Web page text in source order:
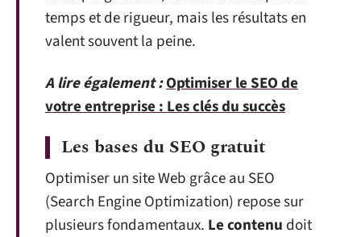
temps et de rigueur, mais les résultats en
valent souvent la peine.
A lire également :Optimiser le SEO de
votre entreprise : Les clés du succès
Les bases du SEO gratuit
Optimiser un site Web grâce au SEO
(Search Engine Optimization) repose sur
plusieurs fondamentaux. Le contenu doit